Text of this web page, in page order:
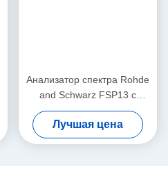
Анализатор спектра Rohde
and Schwarz FSP13 с
диапазоном частот от 9 кГц
до 13 ГГц и уровнем шума
-155 дБм
Лучшая цена